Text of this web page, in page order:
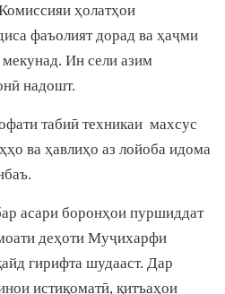
ҳолатҳои
фаъолият дорад ва ҳаҷми
Ин сели азим
надошт.
табиӣ техникаи махсус
ва ҳавлиҳо аз лойоба идома
асари боронҳои пуршиддат
деҳоти Муҷихарфи
гирифта шудааст. Дар
истиқоматӣ, қитъаҳои